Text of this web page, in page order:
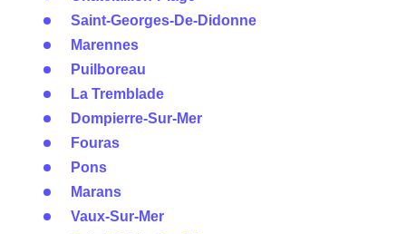
Saint-Georges-De-Didonne
Marennes
Puilboreau
La Tremblade
Dompierre-Sur-Mer
Fouras
Pons
Marans
Vaux-Sur-Mer